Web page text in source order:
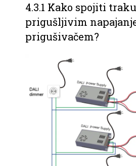
4.3.1 Kako spojiti
prigušljivim
prigušivačem?